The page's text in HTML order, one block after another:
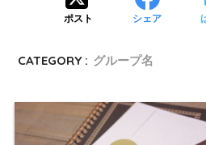
ポスト シェア
CATEGORY : グループ名